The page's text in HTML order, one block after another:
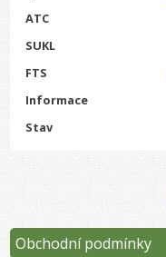
ATC
SUKL
FTS
Informace
Stav
Obchodní podmínky